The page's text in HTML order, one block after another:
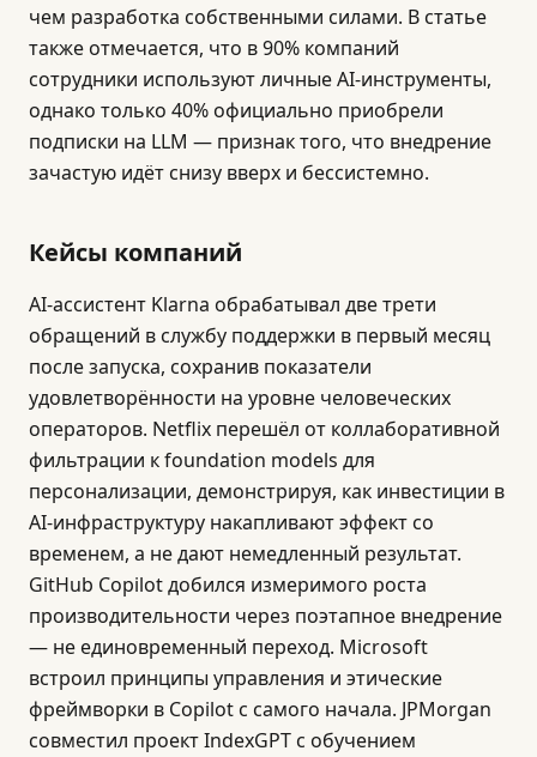
чем разработка собственными силами. В статье
также отмечается, что в 90% компаний
сотрудники используют личные AI-инструменты,
однако только 40% официально приобрели
подписки на LLM — признак того, что внедрение
зачастую идёт снизу вверх и бессистемно.
Кейсы компаний
AI-ассистент Klarna обрабатывал две трети
обращений в службу поддержки в первый месяц
после запуска, сохранив показатели
удовлетворённости на уровне человеческих
операторов. Netflix перешёл от коллаборативной
фильтрации к foundation models для
персонализации, демонстрируя, как инвестиции в
AI-инфраструктуру накапливают эффект со
временем, а не дают немедленный результат.
GitHub Copilot добился измеримого роста
производительности через поэтапное внедрение
— не единовременный переход. Microsoft
встроил принципы управления и этические
фреймворки в Copilot с самого начала. JPMorgan
совместил проект IndexGPT с обучением